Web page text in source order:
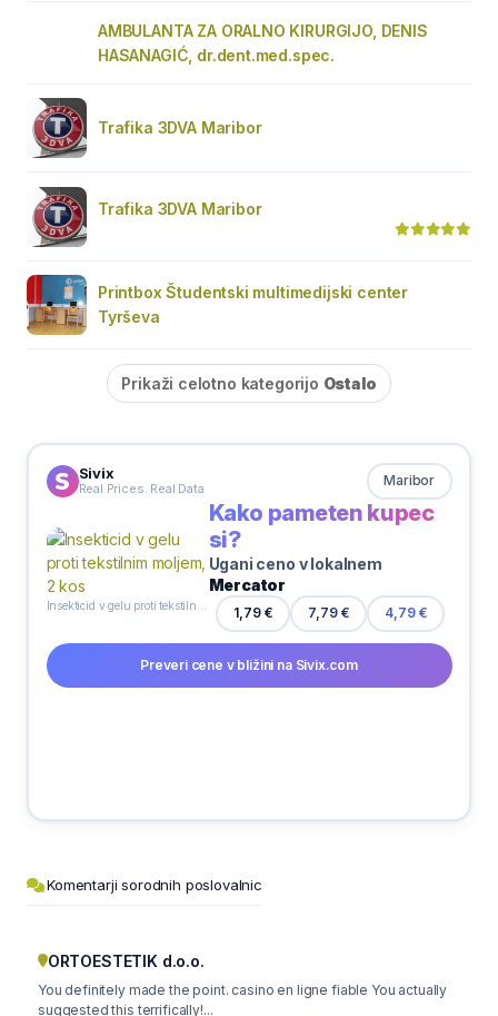
AMBULANTA ZA ORALNO KIRURGIJO, DENIS
HASANAGIĆ, dr.dent.med.spec.
Trafika 3DVA Maribor
Trafika 3DVA Maribor
Printbox Študentski multimedijski center
Tyrševa
Prikaži celotno kategorijo Ostalo
Sivix
Real Prices. Real Data Maribor
Kako pameten kupec
si?
Ugani ceno v lokalnem
Mercator
1,79 € 7,79 € 4,79 €
Preveri cene v bližini na Sivix.com
Komentarji sorodnih poslovalnic
ORTOESTETIK d.o.o.
You definitely made the point. casino en ligne fiable You actually
suggested this terrifically!...